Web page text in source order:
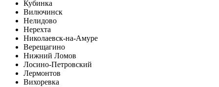
Кубинка
Вилючинск
Нелидово
Нерехта
Николаевск-на-Амуре
Верещагино
Нижний Ломов
Лосино-Петровский
Лермонтов
Вихоревка